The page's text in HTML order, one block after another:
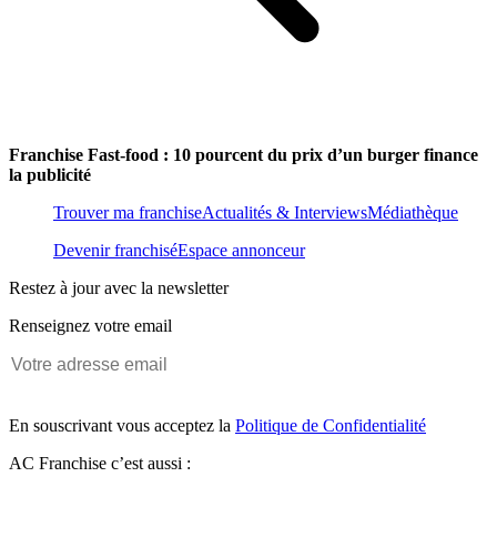
Franchise Fast-food : 10 pourcent du prix d’un burger finance
la publicité
Trouver ma franchiseActualités & InterviewsMédiathèque
Devenir franchiséEspace annonceur
Restez à jour avec la newsletter
Renseignez votre email
En souscrivant vous acceptez la Politique de Confidentialité
AC Franchise c’est aussi :